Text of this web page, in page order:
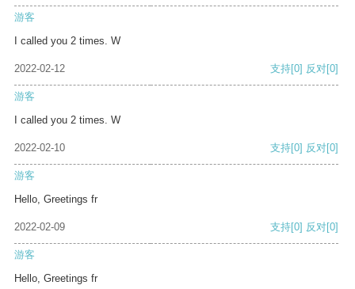
游客
I called you 2 times. W
2022-02-12 支持[0] 反对[0]
游客
I called you 2 times. W
2022-02-10 支持[0] 反对[0]
游客
Hello, Greetings fr
2022-02-09 支持[0] 反对[0]
游客
Hello, Greetings fr